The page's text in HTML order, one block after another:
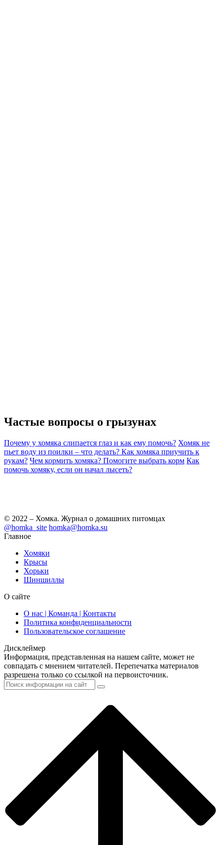
Частые вопросы о грызунах
Почему у хомяка слипается глаз и как ему помочь? Хомяк не
пьет воду из поилки – что делать? Как хомяка приучить к
рукам? Чем кормить хомяка? Помогите выбрать корм Как
помочь хомяку, если он начал лысеть?
© 2022 – Хомка. Журнал о домашних питомцах
@homka_site homka@homka.su
Главное
Хомяки
Крысы
Хорьки
Шиншиллы
О сайте
О нас | Команда | Контакты
Политика конфиденциальности
Пользовательское соглашение
Дисклеймер
Информация, представленная на нашем сайте, может не
совпадать с мнением читателей. Перепечатка материалов
разрешена только со ссылкой на первоисточник.